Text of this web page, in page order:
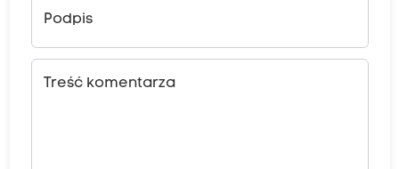
Podpis
Treść komentarza